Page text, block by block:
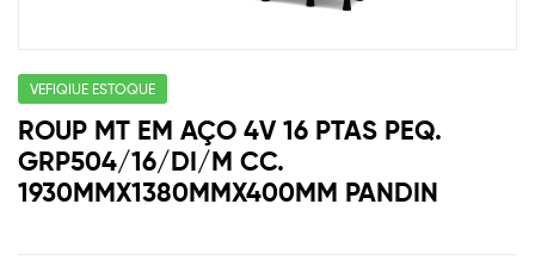
VEFIQIUE ESTOQUE
ROUP MT EM AÇO 4V 16 PTAS PEQ.
GRP504/16/DI/M CC.
1930MMX1380MMX400MM PANDIN